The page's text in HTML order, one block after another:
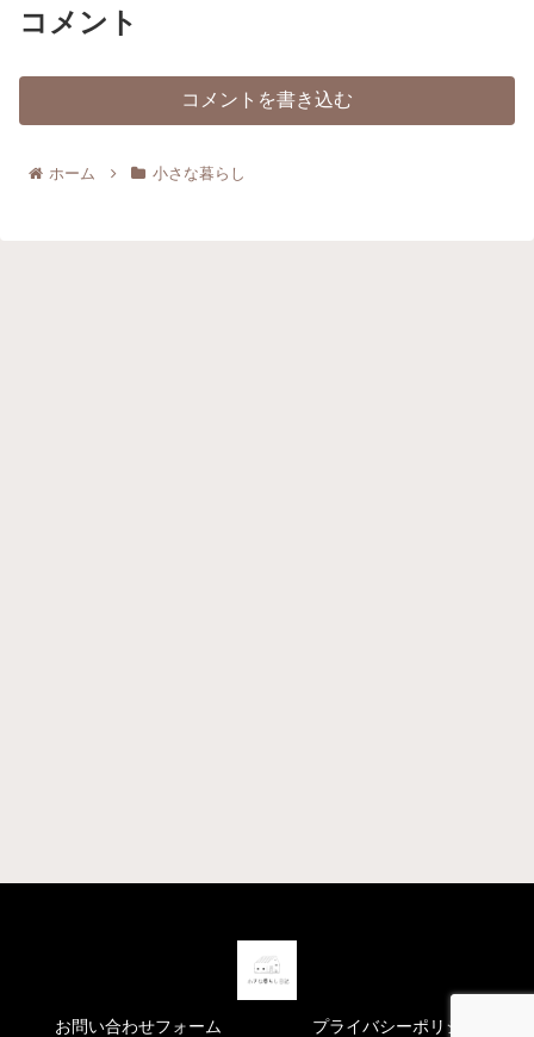
コメント
コメントを書き込む
ホーム 小さな暮らし
お問い合わせフォーム プライバシーポリシー